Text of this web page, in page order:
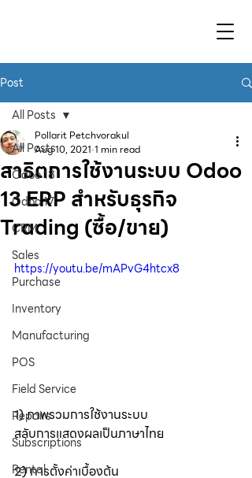
Post
All Posts
Odoo 18
Odoo 17
CRM
Sales
Purchase
Inventory
Manufacturing
POS
Field Service
Repairs
Subscriptions
Rental
All Posts
สาธิตการใช้งานระบบ Odoo
13 ERP สำหรับธุรกิจ
Trading (ซื้อ/ขาย)
Pollarit Petchvorakul
Aug 10, 2021 1 min read
https://youtu.be/mAPvG4htcx8
1) ภาพรวมการใช้งานระบบ
สลับการแสดงผลเป็นภาษาไทย
2) การตั้งค่าเบื้องต้น